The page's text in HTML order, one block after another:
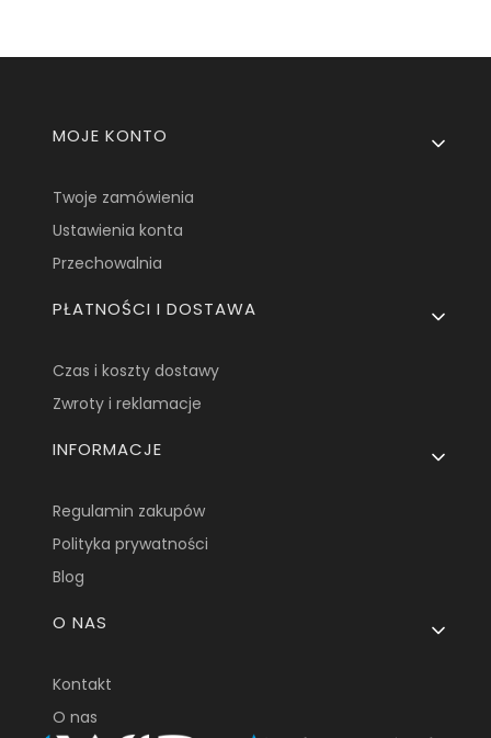
Linki w stopce
MOJE KONTO
Twoje zamówienia
Ustawienia konta
Przechowalnia
PŁATNOŚCI I DOSTAWA
Czas i koszty dostawy
Zwroty i reklamacje
INFORMACJE
Regulamin zakupów
Polityka prywatności
Blog
O NAS
Kontakt
O nas